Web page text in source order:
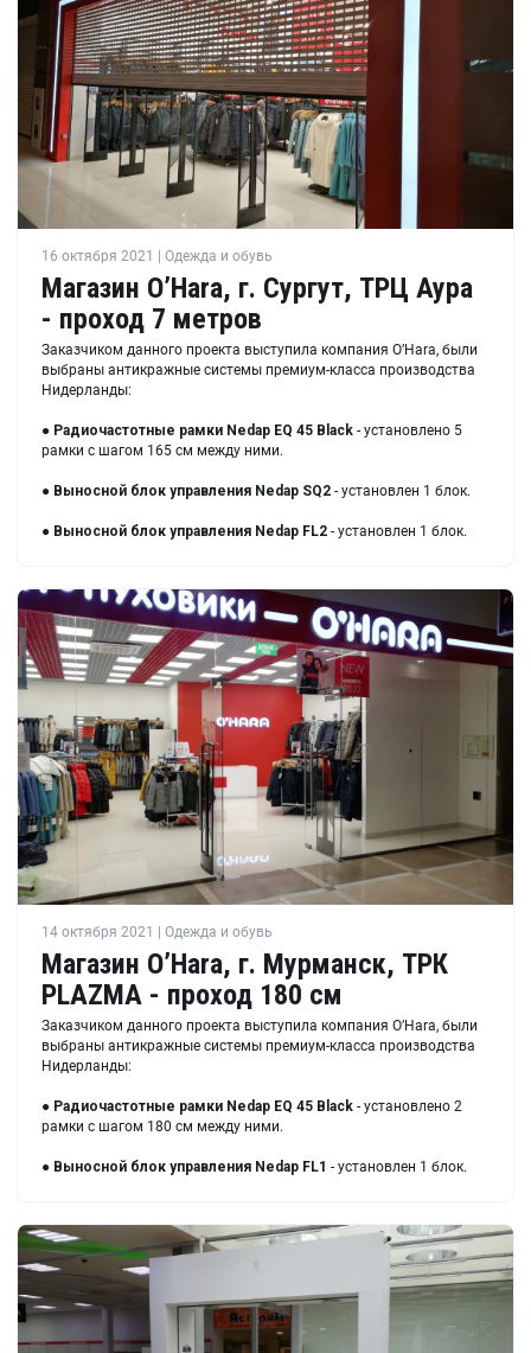
16 октября 2021 | Одежда и обувь
Магазин O’Hara, г. Сургут, ТРЦ Аура
- проход 7 метров
Заказчиком данного проекта выступила компания O’Hara, были
выбраны антикражные системы премиум-класса производства
Нидерланды:
● Радиочастотные рамки Nedap EQ 45 Black - установлено 5
рамки с шагом 165 см между ними.
● Выносной блок управления Nedap SQ2 - установлен 1 блок.
● Выносной блок управления Nedap FL2 - установлен 1 блок.
14 октября 2021 | Одежда и обувь
Магазин O’Hara, г. Мурманск, ТРК
PLAZMA - проход 180 см
Заказчиком данного проекта выступила компания O’Hara, были
выбраны антикражные системы премиум-класса производства
Нидерланды:
● Радиочастотные рамки Nedap EQ 45 Black - установлено 2
рамки с шагом 180 см между ними.
● Выносной блок управления Nedap FL1 - установлен 1 блок.